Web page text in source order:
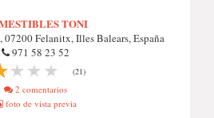
TONI
Felanitx, Illes Balears, España
971 58 23 52
(21)
2 comentarios
foto de vista previa